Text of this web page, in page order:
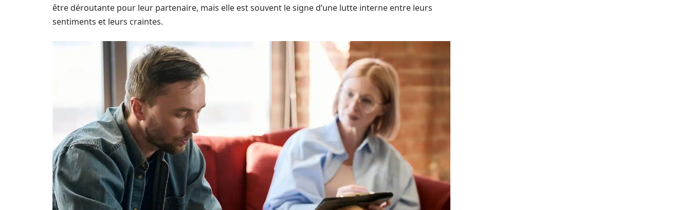
être déroutante pour leur partenaire, mais elle est souvent le signe d’une lutte interne entre leurs
sentiments et leurs craintes.